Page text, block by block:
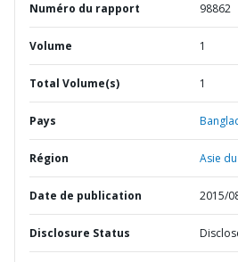
Numéro du rapport 98862
Volume 1
Total Volume(s) 1
Pays
Région Asie
Date de publication 2015/
Disclosure Status